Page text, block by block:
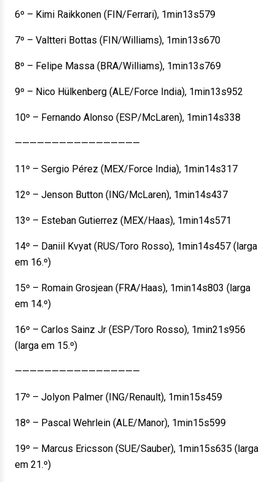
6º – Kimi Raikkonen (FIN/Ferrari), 1min13s579
7º – Valtteri Bottas (FIN/Williams), 1min13s670
8º – Felipe Massa (BRA/Williams), 1min13s769
9º – Nico Hülkenberg (ALE/Force India), 1min13s952
10º – Fernando Alonso (ESP/McLaren), 1min14s338
—————————————————
11º – Sergio Pérez (MEX/Force India), 1min14s317
12º – Jenson Button (ING/McLaren), 1min14s437
13º – Esteban Gutierrez (MEX/Haas), 1min14s571
14º – Daniil Kvyat (RUS/Toro Rosso), 1min14s457 (larga
em 16.º)
15º – Romain Grosjean (FRA/Haas), 1min14s803 (larga
em 14.º)
16º – Carlos Sainz Jr (ESP/Toro Rosso), 1min21s956
(larga em 15.º)
—————————————————
17º – Jolyon Palmer (ING/Renault), 1min15s459
18º – Pascal Wehrlein (ALE/Manor), 1min15s599
19º – Marcus Ericsson (SUE/Sauber), 1min15s635 (larga
em 21.º)